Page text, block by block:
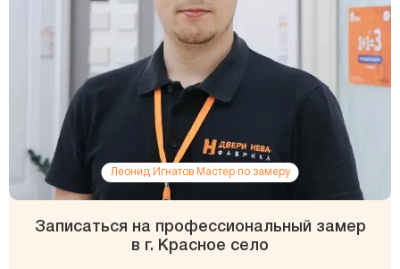
Леонид Игнатов Мастер по замеру
Записаться на профессиональный замер
в г. Красное село